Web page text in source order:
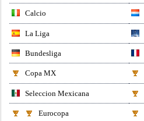
Calcio
La Liga
Bundesliga
Copa MX
Seleccion Mexicana
Eurocopa